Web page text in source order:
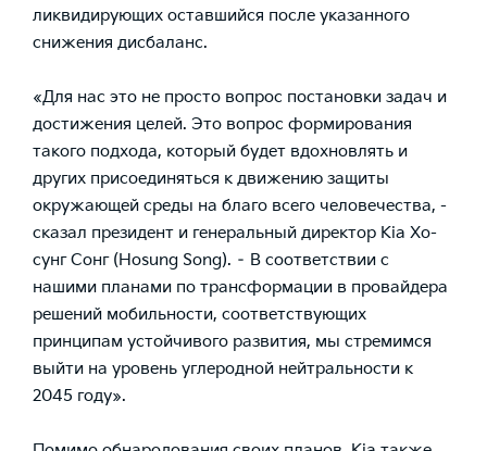
ликвидирующих оставшийся после указанного
снижения дисбаланс.
«Для нас это не просто вопрос постановки задач и
достижения целей. Это вопрос формирования
такого подхода, который будет вдохновлять и
других присоединяться к движению защиты
окружающей среды на благо всего человечества, -
сказал президент и генеральный директор Kia Хо-
сунг Сонг (Hosung Song). – В соответствии с
нашими планами по трансформации в провайдера
решений мобильности, соответствующих
принципам устойчивого развития, мы стремимся
выйти на уровень углеродной нейтральности к
2045 году».